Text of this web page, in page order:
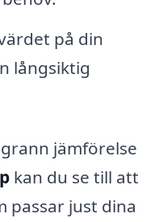
på din
långsiktig
jämförelse
kan du se till att
passar just dina